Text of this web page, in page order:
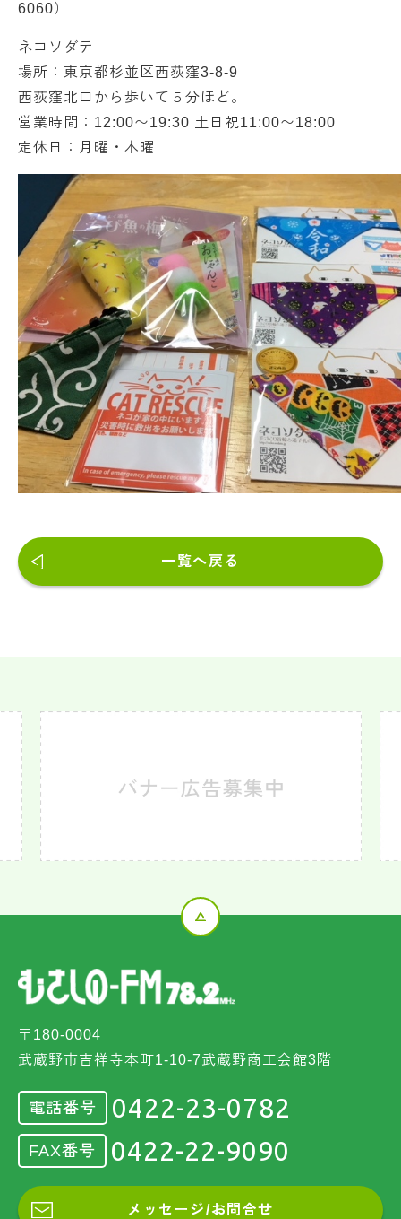
6060）
ネコソダテ
場所：東京都杉並区西荻窪3-8-9
西荻窪北口から歩いて５分ほど。
営業時間：12:00〜19:30 土日祝11:00〜18:00
定休日：月曜・木曜
一覧へ戻る
〒180-0004
武蔵野市吉祥寺本町1-10-7武蔵野商工会館3階
電話番号 0422-23-0782
FAX番号 0422-22-9090
メッセージ/お問合せ